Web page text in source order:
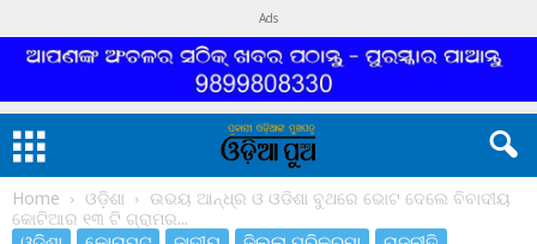
Ads
Home ଓଡ଼ିଶା
ଉଭୟ ଆନ୍ଧ୍ର ଓ ଓଡିଶା ବୁଥରେ ଭୋଟ ଦେଲେ ବିବାଦୀୟ
କୋଟିଆର ୧୩ ଟି ଗ୍ରାମର...